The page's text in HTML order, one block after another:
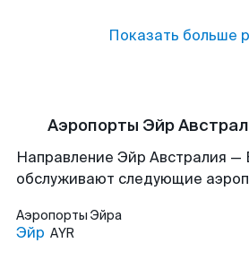
Показать больше
Аэропорты Эйр
Направление Эйр Австралия —
обслуживают следующие
Аэропорты Эйра
Эйр AYR